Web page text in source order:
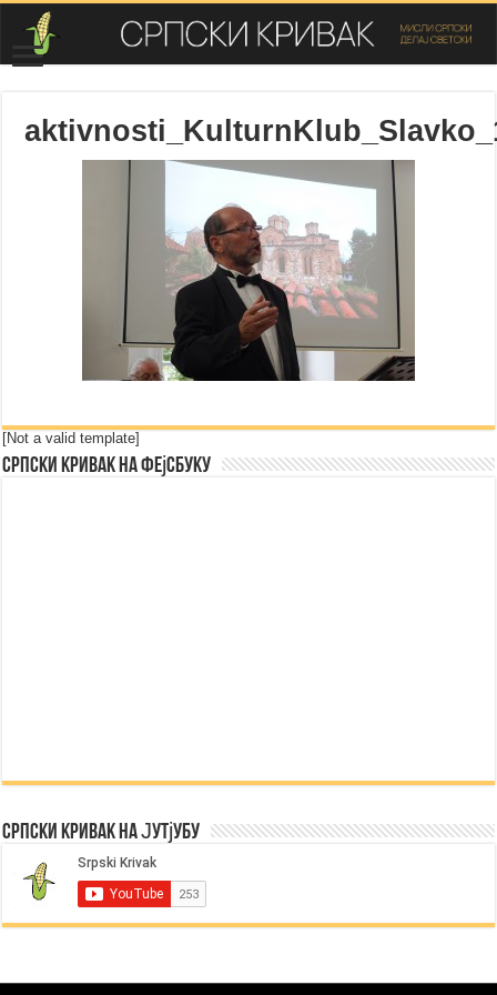
[Not a valid template]
Српски Кривак на Фејсбуку
Српски Кривак на Јутјубу